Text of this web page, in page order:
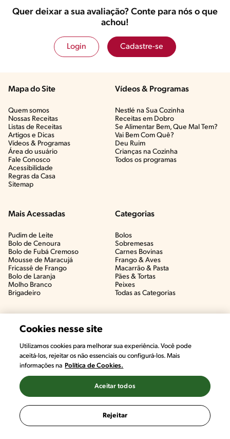
Quer deixar a sua avaliação? Conte para nós o que
achou!
Login Cadastre-se
#CHAMANUTRI
CONVERSE COM UMA NUTRICIONISTA E
TIRE AS SUAS DÚVIDAS
Mapa do Site
Quem somos
Nossas Receitas
Listas de Receitas​
Artigos e Dicas​
Vídeos & Programas​
Área do usuário
Fale Conosco
Acessibilidade
Regras da Casa
Sitemap
Vídeos & Programas​
Nestlé na Sua Cozinha
Receitas em Dobro
Se Alimentar Bem, Que Mal Tem?​
Vai Bem Com Quê?​
Deu Ruim​
Crianças na Cozinha​
Todos os programas
Mais Acessadas
Pudim de Leite
Bolo de Cenoura
Bolo de Fubá Cremoso
Mousse de Maracujá
Fricassê de Frango
Bolo de Laranja
Molho Branco
Brigadeiro
Categorias
Bolos
Sobremesas
Carnes Bovinas​
Frango & Aves​
Macarrão & Pasta​
Pães & Tortas​
Peixes
Todas as Categorias
Cookies nesse site
Utilizamos cookies para melhorar sua experiência. Você pode
aceitá-los, rejeitar os não essenciais ou configurá-los. Mais
informações na Política de Cookies.
Rejeitar
Aceitar todos